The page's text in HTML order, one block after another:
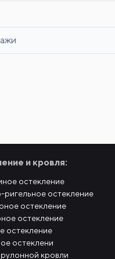
и кровля:
остекление
ригельное остекление
остекление
остекление
остекление
остеклени
кровли